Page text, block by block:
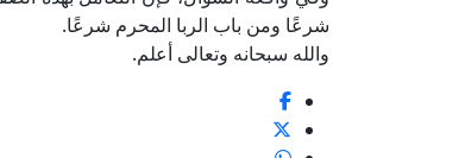
شرعًا ومن باب الربا المحرم شرعًا.
والله سبحانه وتعالى أعلم.